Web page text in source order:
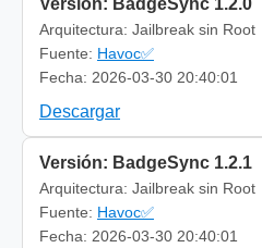
Arquitectura: Jailbreak sin Root
Fuente: Havoc✅
Fecha: 2026-03-30 20:40:01
Descargar
Versión: BadgeSync 1.2.1
Arquitectura: Jailbreak sin Root
Fuente: Havoc✅
Fecha: 2026-03-30 20:40:01